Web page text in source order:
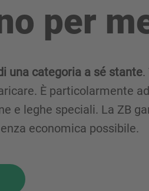
per
una categoria a sé stante.
È particolarmente
e leghe speciali. La ZB
economica possibile.